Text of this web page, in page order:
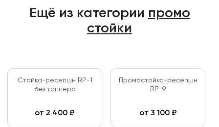
Ещё из категории промо
стойки
Стойка-ресепшн RP-1
без топпера
от 2 400 ₽
Промостойка-ресепшн
RP-9
от 3 100₽